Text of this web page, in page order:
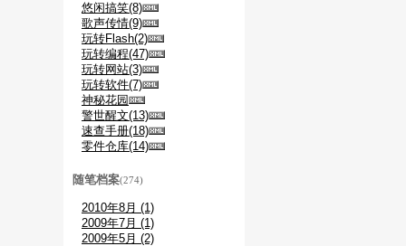
悠闲搞笑(8)
歌声传情(9)
玩转Flash(2)
玩转编程(47)
玩转网站(3)
玩转软件(7)
神秘花园
警世醒文(13)
速查手册(18)
零件仓库(14)
随笔档案(274)
2010年8月 (1)
2009年7月 (1)
2009年5月 (2)